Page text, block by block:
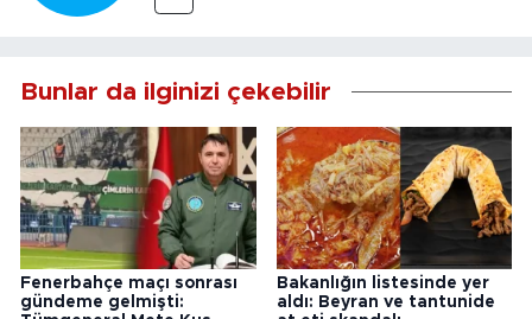
Bunlar da ilginizi çekebilir
Fenerbahçe maçı sonrası
gündeme gelmişti:
Bakanlığın listesinde yer
aldı: Beyran ve tantunide